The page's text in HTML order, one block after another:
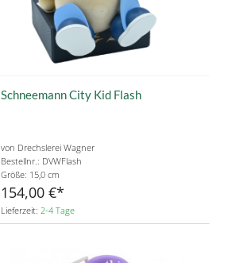
Schneemann City Kid Flash
von Drechslerei Wagner
Bestellnr.: DVWFlash
Größe: 15,0 cm
154,00 €
Lieferzeit: 2-4 Tage